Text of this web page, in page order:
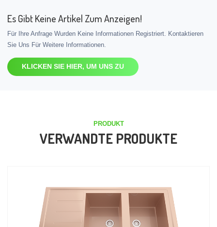
Es Gibt Keine Artikel Zum Anzeigen!
Für Ihre Anfrage Wurden Keine Informationen Registriert. Kontaktieren
Sie Uns Für Weitere Informationen.
KLICKEN SIE HIER, UM UNS ZU
PRODUKT
VERWANDTE PRODUKTE